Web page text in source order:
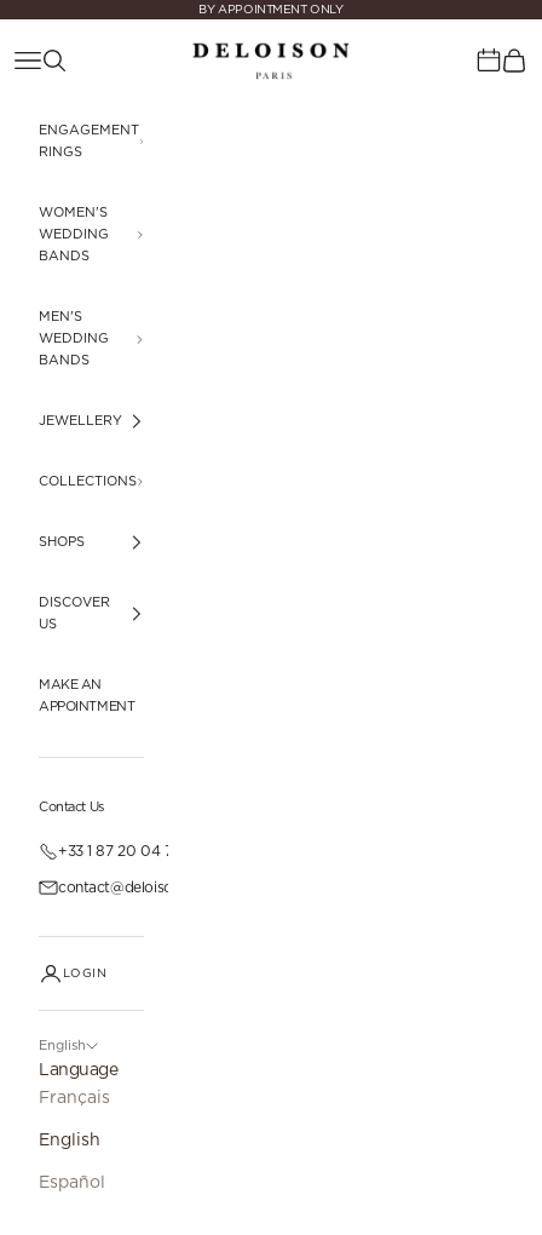
BY APPOINTMENT ONLY
Deloison Paris
Navigation menu
Search Cart
ENGAGEMENT
RINGS
WOMEN'S
WEDDING
BANDS
MEN'S
WEDDING
BANDS
JEWELLERY
COLLECTIONS
SHOPS
DISCOVER
US
MAKE AN
APPOINTMENT
Contact Us
+33 1 87 20 04 77
contact@deloisonparis.com
LOGIN
English
Language
Français
English
Español